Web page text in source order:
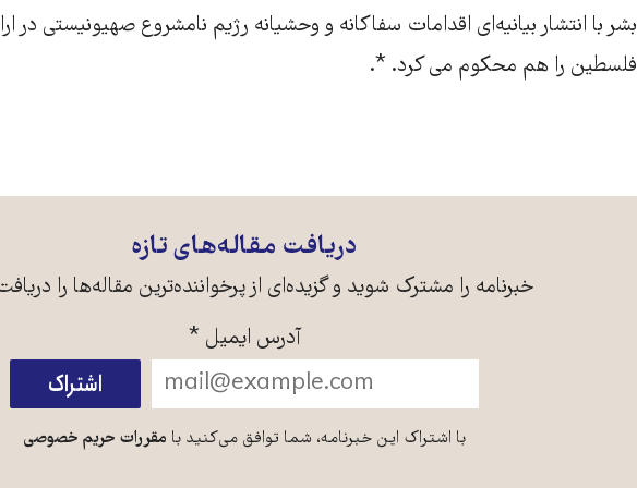
بشر با انتشار بیانیه‌ای اقدامات سفاکانه و وحشیانه رژیم نامشروع صهیونیستی در
فلسطین را هم محکوم می کرد. *.
دریافت مقاله‌های تازه
خبرنامه را مشترک شوید و گزیده‌ای از پرخواننده‌ترین مقاله‌ها را
آدرس ایمیل *
با اشتراک این خبرنامه، شما توافق می‌کنید با مقررات حریم خصوصی